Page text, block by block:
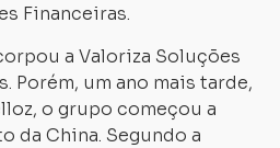
Financeiras.
a Valoriza Soluções
Porém, um ano mais tarde,
o grupo começou a
da China. Segundo a